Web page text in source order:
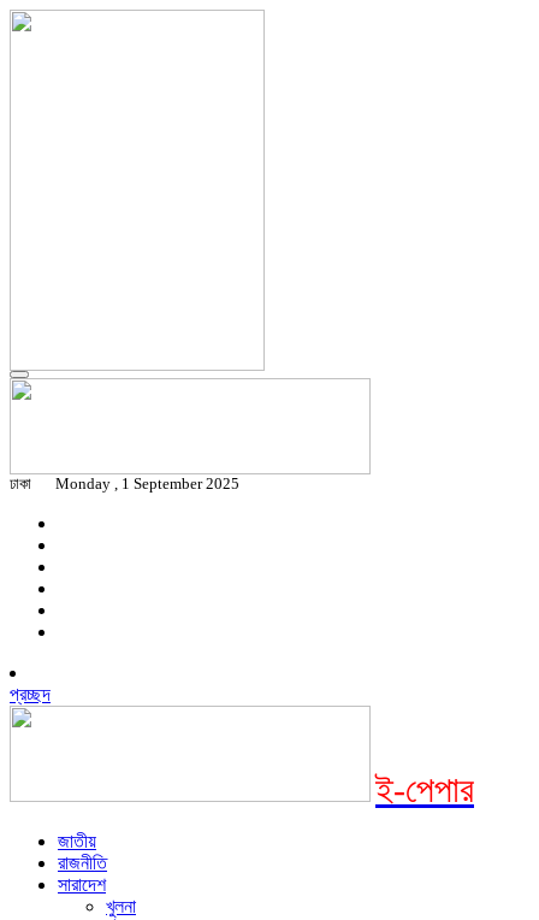
ঢাকা Monday , 1 September 2025
প্রচ্ছদ
ই-পেপার
জাতীয়
রাজনীতি
সারাদেশ
খুলনা